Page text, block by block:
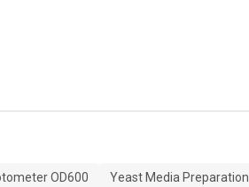
OD600 Yeast Media Preparation